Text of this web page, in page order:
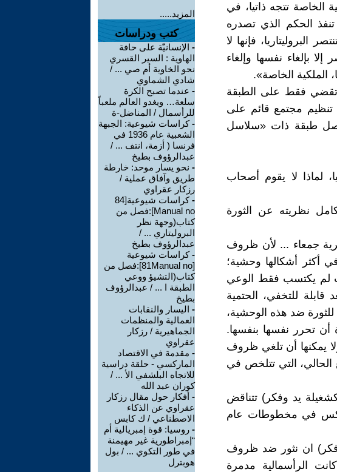
الخاصة تتجه ذاتيا، في
تنفذ الحكم الذي تصدره
البروليتاريا، فإنها لا
بإلغاء نفسها وإلغاء
الملكية الخاصة».
تقضي فقط على الطبقة
تنظيم مجتمع قائم على
تصل طبقة ذات «سلاسل
لماذا لا يقوم أصحاب
نظريته عن الثورة
جمعاء ... لأن ظروف
أكثر أشكالها وحشية؛
لم يكتسب فقط الوعي
قابلة للتخفي، الحتمية
ضد هذه الوحشية،
أن تحرر نفسها بنفسها.
يمكنها أن تلغي ظروف
الحالي، التي تتلخص في
يد وفكر) تتناقض
في مخطوطات عام
وفكر) ان نثور ضد ظروف
كانت الرأسمالية مدمرة
المزيد.....
كتب ودراسات
- الإنسانيّة على حافة
الهاوية : السير القسري
نحو الخاوية أم صي ... /
شادي الشماوي
- عندما تصبح الكرة
سلعة… ويغدو العالم ملعباً
للرأسمال / المناضل-ة
-كراسات شيوعية: الجبهة
الشعبية عام 1936 في
فرنسا ( أزمة، انتف ... /
عبدالرؤوف بطيخ
- نحو يسار موحد: خارطة
طريق وآفاق عملية /
رزكار عقراوي
-
كراسات شيوعية[84
Manual no]:فصل من
كتاب(وجهة نظر
البروليتاري ... /
عبدالرؤوف بطيخ
-كراسات شيوعية
[81Manual no]:فصل من
كتاب(التشيؤ ووعي
الطبقة ا ... / عبدالرؤوف
بطيخ
- اليسار والنقابات
العمالية والمنظمات
الجماهيرية / رزكار
عقراوي
- مقدمة في الاقتصاد
الماركسي - حلقة دراسية
للاتجاه البلشفي الأ ... /
كوران عبد الله
- أفكار حول مقال رزكار
عقراوي عن الذكاء
الاصطناعي / ك كابس
- روسيا: قوة إمبريالية أم
“إمبراطورية غير مهيمنة
في طور التكوي ... / بول
هوبترل